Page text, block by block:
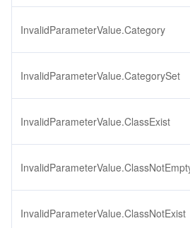
InvalidParameterValue.Category
InvalidParameterValue.CategorySet
InvalidParameterValue.ClassExist
InvalidParameterValue.ClassNotExist